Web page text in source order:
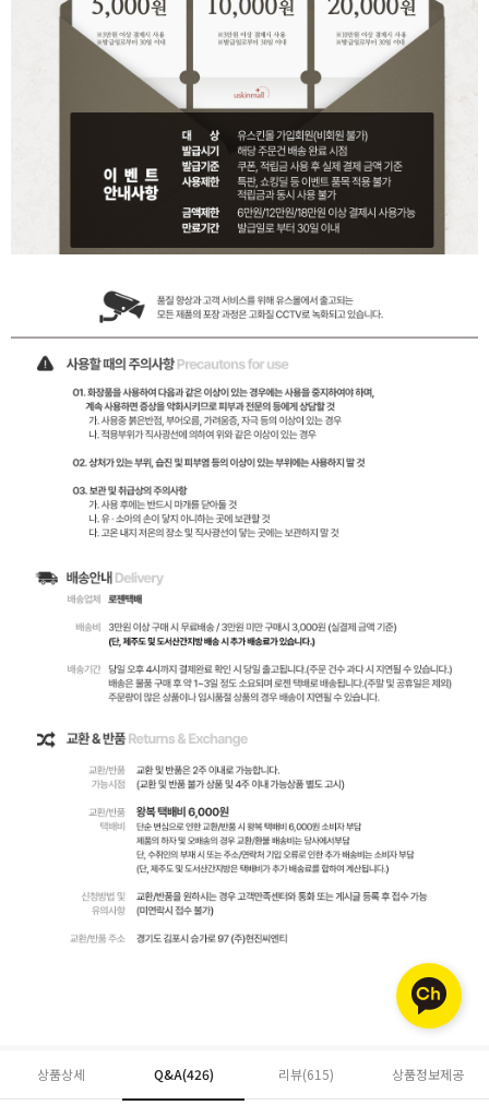
상품상세 Q&A(426) 리뷰(615) 상품정보제공